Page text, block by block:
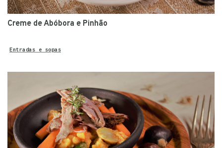
Creme de Abóbora e Pinhão
Entradas e sopas